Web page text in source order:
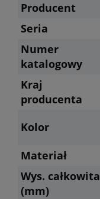
Producent
Seria
Numer
katalogowy
Kraj
producenta
Kolor
Materiał
Wys. całkowita
(mm)